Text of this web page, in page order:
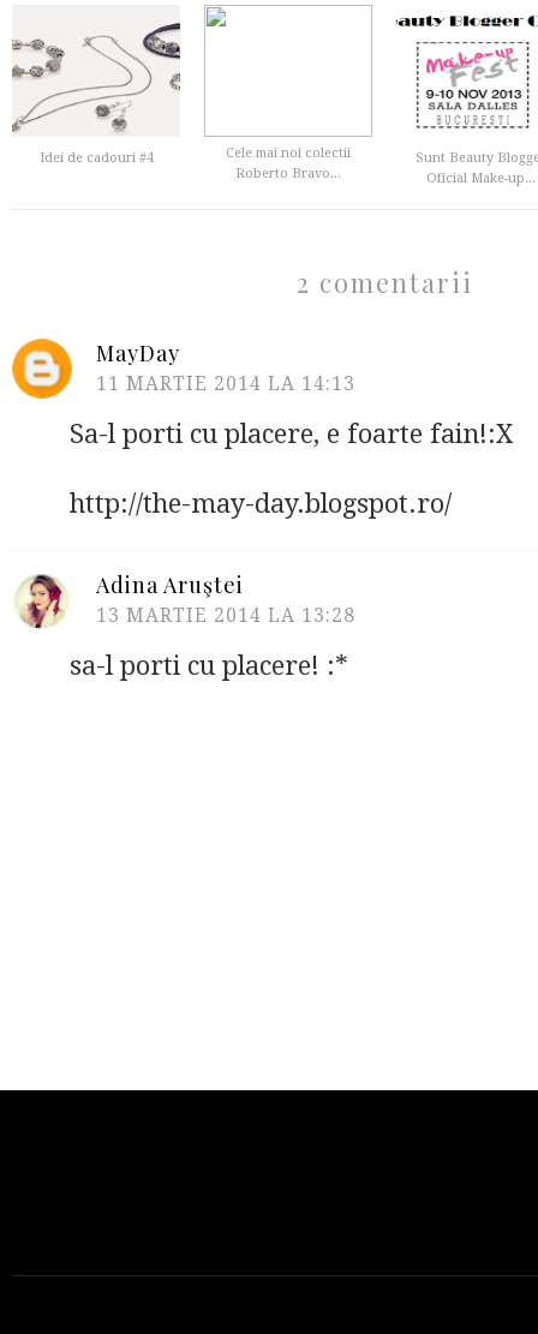
Idei de cadouri #4
Cele mai noi colectii
Roberto Bravo...
Sunt Beauty
Oficial Make-up...
2 comentarii
MayDay
11 MARTIE 2014 LA 14:13
Sa-l porti cu placere, e foarte fain!:X
http://the-may-day.blogspot.ro/
Adina Aruştei
13 MARTIE 2014 LA 13:28
sa-l porti cu placere! :*